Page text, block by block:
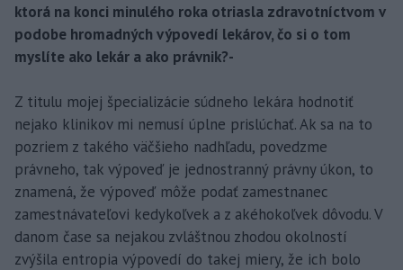
ktorá na konci minulého roka otriasla zdravotníctvom v
podobe hromadných výpovedí lekárov, čo si o tom
myslíte ako lekár a ako právnik?-
Z titulu mojej špecializácie súdneho lekára hodnotiť
nejako klinikov mi nemusí úplne prislúchať. Ak sa na to
pozriem z takého väčšieho nadhľadu, povedzme
právneho, tak výpoveď je jednostranný právny úkon, to
znamená, že výpoveď môže podať zamestnanec
zamestnávateľovi kedykoľvek a z akéhokoľvek dôvodu. V
danom čase sa nejakou zvláštnou zhodou okolností
zvýšila entropia výpovedí do takej miery, že ich bolo